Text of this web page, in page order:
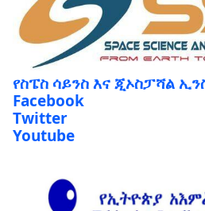
የስፔስ ሳይንስ እና ጂኦስፓሻል
Facebook
Twitter
Youtube